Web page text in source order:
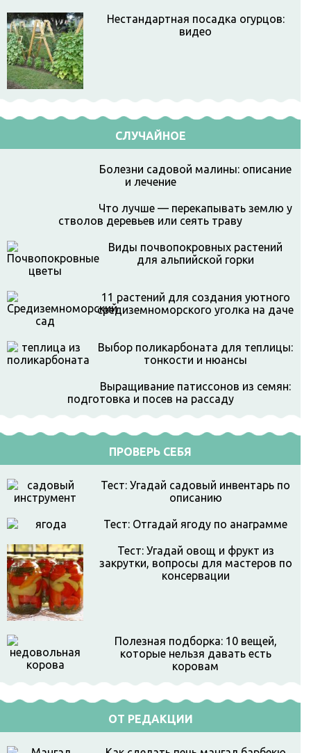
Нестандартная посадка огурцов:
видео
СЛУЧАЙНОЕ
Болезни садовой малины: описание
и лечение
Что лучше — перекапывать землю у
стволов деревьев или сеять траву
Виды почвопокровных растений
для альпийской горки
11 растений для создания уютного
средиземноморского уголка на даче
Выбор поликарбоната для теплицы:
тонкости и нюансы
Выращивание патиссонов из семян:
подготовка и посев на рассаду
ПРОВЕРЬ СЕБЯ
Тест: Угадай садовый инвентарь по
описанию
Тест: Отгадай ягоду по анаграмме
Тест: Угадай овощ и фрукт из
закрутки, вопросы для мастеров по
консервации
Полезная подборка: 10 вещей,
которые нельзя давать есть
коровам
ОТ РЕДАКЦИИ